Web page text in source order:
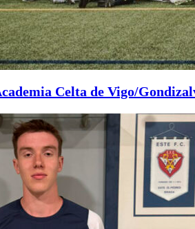
Celta de Vigo/